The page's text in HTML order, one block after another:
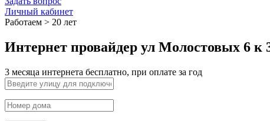
Личный кабинет
Работаем > 20 лет
Интернет провайдер ул Молостовых 6 к
3 месяца интернета бесплатно, при оплате за год